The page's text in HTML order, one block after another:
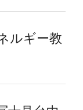
ルギー教